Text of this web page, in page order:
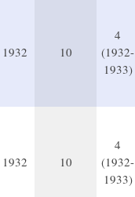
1932 10
4
(1932-
1933)
1932 10
4
(1932-
1933)